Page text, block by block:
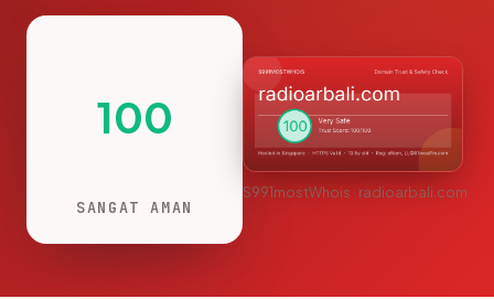
100
SANGAT AMAN
S991mostWhois · radioarbali.com